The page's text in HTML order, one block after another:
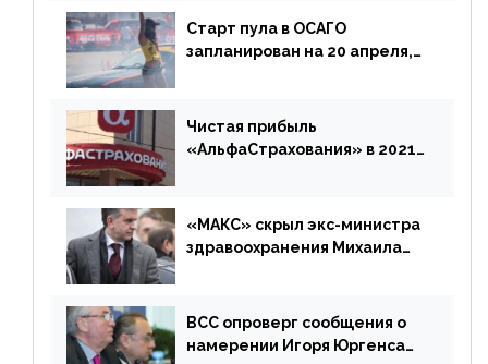
Старт пула в ОСАГО
запланирован на 20 апреля,
дублировать [дополнено]
Чистая прибыль
«АльфаСтрахования» в 2021
«МАКС» скрыл экс-министра
здравоохранения Михаила
ВСС опроверг сообщения о
намерении Игоря Юргенса